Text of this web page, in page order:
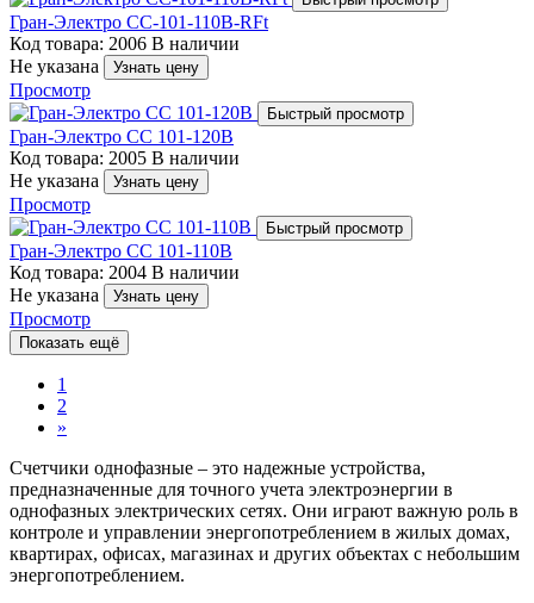
Гран-Электро СС-101-110B-RFt
Код товара: 2006 В наличии
Не указана
Узнать цену
Просмотр
Быстрый просмотр
Гран-Электро СС 101-120B
Код товара: 2005 В наличии
Не указана
Узнать цену
Просмотр
Быстрый просмотр
Гран-Электро СС 101-110B
Код товара: 2004 В наличии
Не указана
Узнать цену
Просмотр
Показать ещё
1
2
»
Счетчики однофазные – это надежные устройства,
предназначенные для точного учета электроэнергии в
однофазных электрических сетях. Они играют важную роль в
контроле и управлении энергопотреблением в жилых домах,
квартирах, офисах, магазинах и других объектах с небольшим
энергопотреблением.